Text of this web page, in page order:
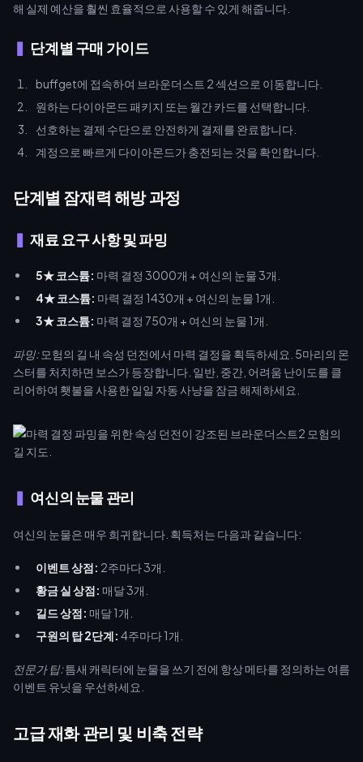
해 실제 예산을 훨씬 효율적으로 사용할 수 있게 해줍니다.
단계별 구매 가이드
buffget에 접속하여 브라운더스트 2 섹션으로 이동합니다.
원하는 다이아몬드 패키지 또는 월간 카드를 선택합니다.
선호하는 결제 수단으로 안전하게 결제를 완료합니다.
계정으로 빠르게 다이아몬드가 충전되는 것을 확인합니다.
단계별 잠재력 해방 과정
재료 요구 사항 및 파밍
5★ 코스튬: 마력 결정 3000개 + 여신의 눈물 3개.
4★ 코스튬: 마력 결정 1430개 + 여신의 눈물 1개.
3★ 코스튬: 마력 결정 750개 + 여신의 눈물 1개.
파밍:모험의 길 내 속성 던전에서 마력 결정을 획득하세요. 5마리의 몬
스터를 처치하면 보스가 등장합니다. 일반, 중간, 어려움 난이도를 클
리어하여 횃불을 사용한 일일 자동 사냥을 잠금 해제하세요.
여신의 눈물 관리
여신의 눈물은 매우 희귀합니다. 획득처는 다음과 같습니다:
이벤트 상점: 2주마다 3개.
황금 실 상점: 매달 3개.
길드 상점: 매달 1개.
구원의 탑 2단계: 4주마다 1개.
전문가 팁:틈새 캐릭터에 눈물을 쓰기 전에 항상 메타를 정의하는 여름
이벤트 유닛을 우선하세요.
고급 재화 관리 및 비축 전략